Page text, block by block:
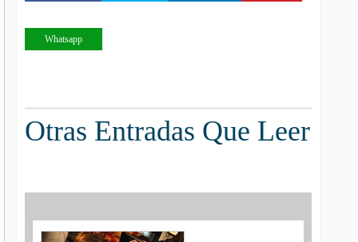
Whatsapp
Otras Entradas Que Leer